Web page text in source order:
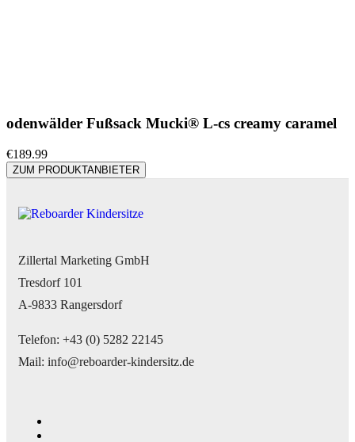
odenwälder Fußsack Mucki® L-cs creamy caramel
€189.99
ZUM PRODUKTANBIETER
Zillertal Marketing GmbH
Tresdorf 101
A-9833 Rangersdorf
Telefon: +43 (0) 5282 22145
Mail: info@reboarder-kindersitz.de